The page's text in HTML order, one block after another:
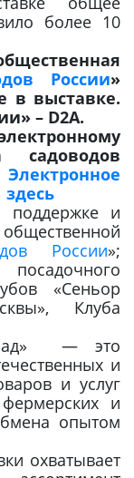
более 10
России»
в выставке.
– D2A.
Электронное
поддержке и
России»;
«Сеньор
Клуба
сад» — это
и
и услуг
и
опытом
охватывает